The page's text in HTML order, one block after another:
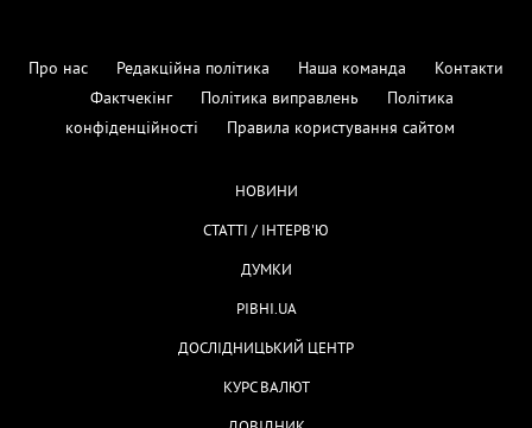
Про нас Редакційна політика Наша команда
Контакти
Фактчекінг
Політика виправлень
Політика
конфіденційності
Правила користування сайтом
НОВИНИ
СТАТТІ / ІНТЕРВ'Ю
ДУМКИ
РІВНІ.UA
ДОСЛІДНИЦЬКИЙ ЦЕНТР
КУРС ВАЛЮТ